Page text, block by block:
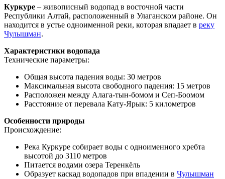
Куркуре – живописный водопад в восточной части
Республики Алтай, расположенный в Улаганском районе. Он
находится в устье одноименной реки, которая впадает в реку
Чулышман.
Характеристики водопада
Технические параметры:
Общая высота падения воды: 30 метров
Максимальная высота свободного падения: 15 метров
Расположен между Алага-тын-бомом и Сеп-Боомом
Расстояние от перевала Кату-Ярык: 5 километров
Особенности природы
Происхождение:
Река Куркуре собирает воды с одноименного хребта
высотой до 3110 метров
Питается водами озера Теренкёль
Образует каскад водопадов при впадении в Чулышман